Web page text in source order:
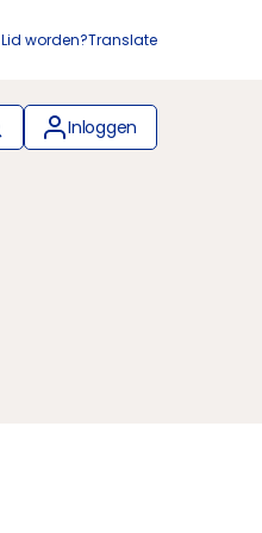
Lid worden?Translate
Inloggen